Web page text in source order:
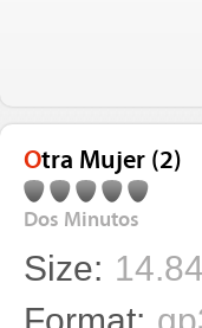
Otra Mujer (2)
Dos Minutos
Size: